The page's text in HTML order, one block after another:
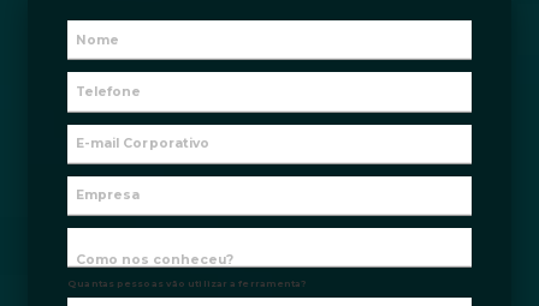
Geração de relatórios a distância de
agendamento on-line de
acompanhamento de processos
comunicação com candidatos via e-
SMS e muito mais.